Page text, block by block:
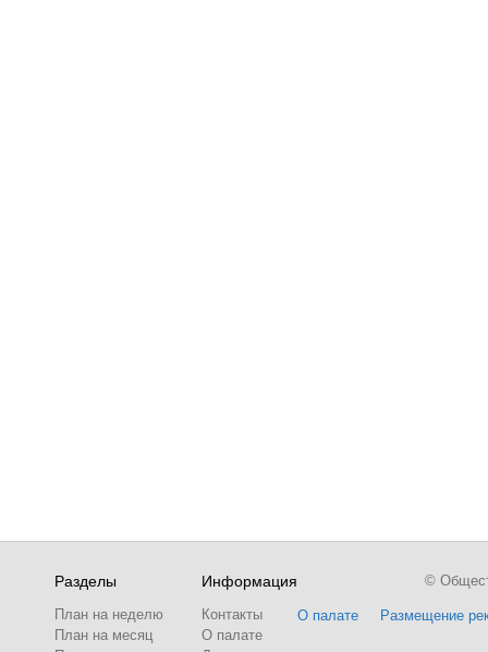
Разделы
План на неделю
План на месяц
Информация
Контакты
О палате
О палате Размещение
©